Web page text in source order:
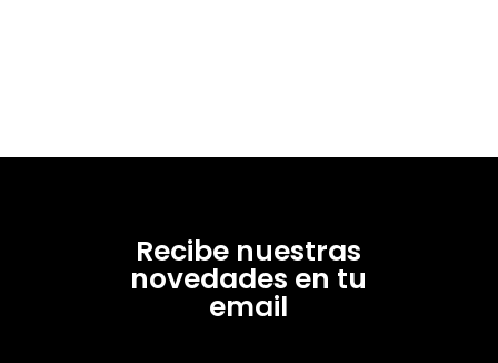
Recibe nuestras
novedades en tu
email